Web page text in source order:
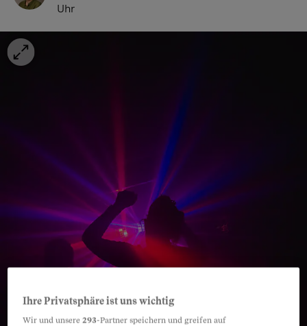
Uhr
Ihre Privatsphäre ist uns wichtig
Wir und unsere293-Partner speichern und greifen auf